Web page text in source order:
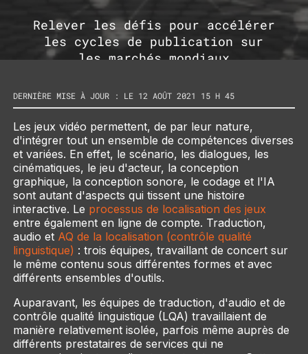
Relever les défis pour accélérer
les cycles de publication sur
les marchés mondiaux
DERNIÈRE MISE À JOUR : LE 12 AOÛT 2021 15 H 45
Les jeux vidéo permettent, de par leur nature,
d'intégrer tout un ensemble de compétences diverses
et variées. En effet, le scénario, les dialogues, les
cinématiques, le jeu d'acteur, la conception
graphique, la conception sonore, le codage et l'IA
sont autant d'aspects qui tissent une histoire
interactive. Le processus de localisation des jeux
entre également en ligne de compte. Traduction,
audio et AQ de la localisation (contrôle qualité
linguistique) : trois équipes, travaillant de concert sur
le même contenu sous différentes formes et avec
différents ensembles d'outils.
Auparavant, les équipes de traduction, d'audio et de
contrôle qualité linguistique (LQA) travaillaient de
manière relativement isolée, parfois même auprès de
différents prestataires de services qui ne